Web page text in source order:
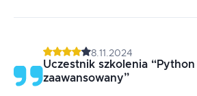
8.11.2024
Uczestnik szkolenia “
zaawansowany”